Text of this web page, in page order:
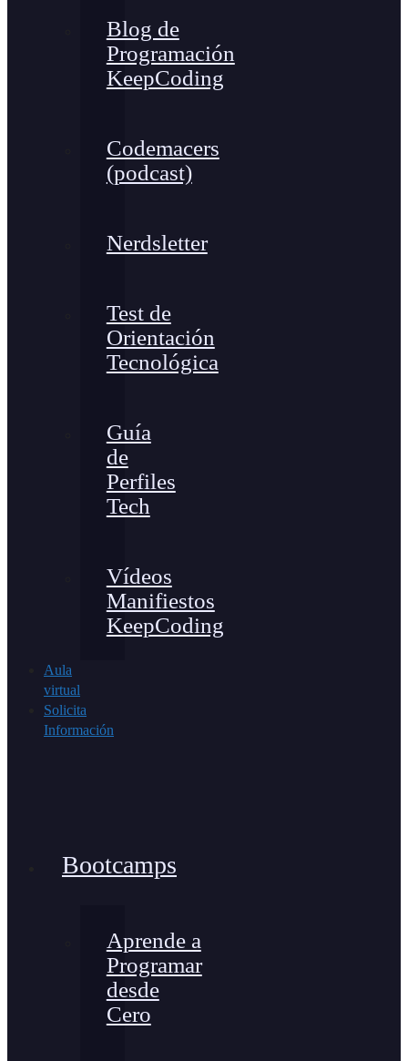
Blog de
Programación
KeepCoding
Codemacers
(podcast)
Nerdsletter
Test de
Orientación
Tecnológica
Guía
de
Perfiles
Tech
Vídeos
Manifiestos
KeepCoding
Aula
virtual
Solicita
Información
Bootcamps
Aprende a
Programar
desde
Cero